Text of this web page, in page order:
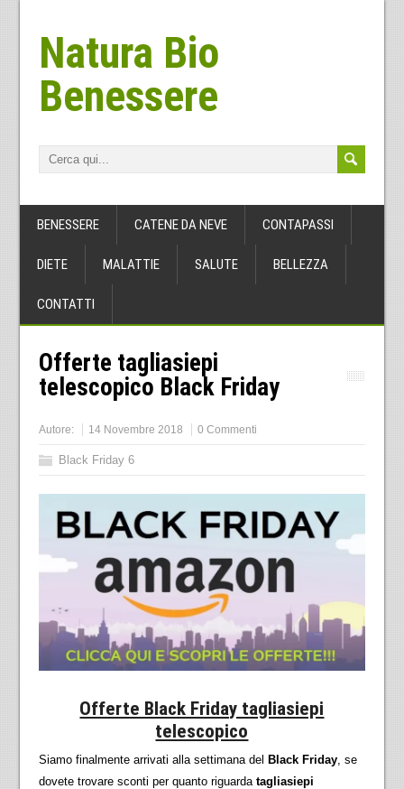
Natura Bio
Benessere
BENESSERE CATENE DA NEVE CONTAPASSI
DIETE MALATTIE SALUTE BELLEZZA
CONTATTI
Offerte tagliasiepi
telescopico Black Friday
Autore: 14 Novembre 2018 0 Commenti
Black Friday 6
Offerte Black Friday tagliasiepi
telescopico
Siamo finalmente arrivati alla settimana del Black Friday, se
dovete trovare sconti per quanto riguarda tagliasiepi